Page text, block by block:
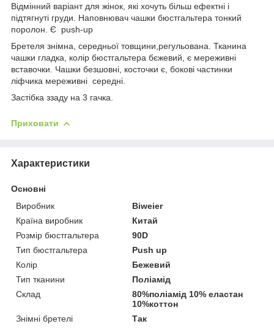
Відмінний варіант для жінок, які хочуть більш ефектні і
підтягнуті груди. Наповнювач чашки бюстгальтера тонкий
поролон. Є push-up
Бретеля знімна, середньої товщини,регульована. Тканина
чашки гладка, колір бюстгальтера бєжевий, є мереживні
вставочки. Чашки безшовні, косточки є, бокові частинки
ліфчика мереживні середні.
Застібка ззаду на 3 гачка.
Приховати
Характеристики
Основні
Виробник
Biweier
Країна виробник
Китай
Розмір бюстгальтера
90D
Тип бюстгальтера
Push up
Колір
Бежевий
Тип тканини
Поліамід
Склад
80%поліамід 10% еластан
10%коттон
Знімні бретелі
Так